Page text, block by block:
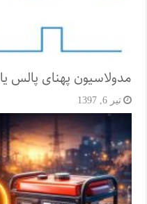
مدولاسیون پهنای پالس یا PWM چیست ؟
تیر 6, 1397